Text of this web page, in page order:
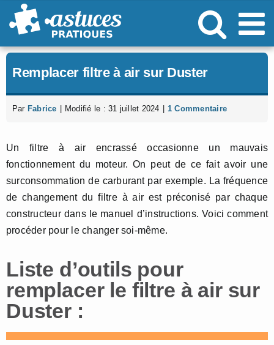
Passer
au
Remplacer filtre à air sur Duster
Par Fabrice Modifié le : 31 juillet 2024 1 Commentaire
Un filtre à air encrassé occasionne un mauvais
fonctionnement du moteur. On peut de ce fait avoir une
surconsommation de carburant par exemple. La fréquence
de changement du filtre à air est préconisé par chaque
constructeur dans le manuel d’instructions. Voici comment
procéder pour le changer soi-même.
Liste d’outils pour
remplacer le filtre à air sur
Duster :